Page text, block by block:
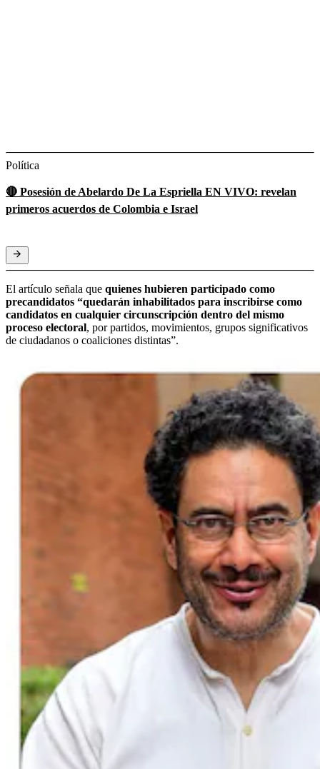
Política
🔴 Posesión de Abelardo De La Espriella EN VIVO: revelan
primeros acuerdos de Colombia e Israel
El artículo señala que quienes hubieren participado como
precandidatos “quedarán inhabilitados para inscribirse como
candidatos en cualquier circunscripción dentro del mismo
proceso electoral, por partidos, movimientos, grupos significativos
de ciudadanos o coaliciones distintas”.